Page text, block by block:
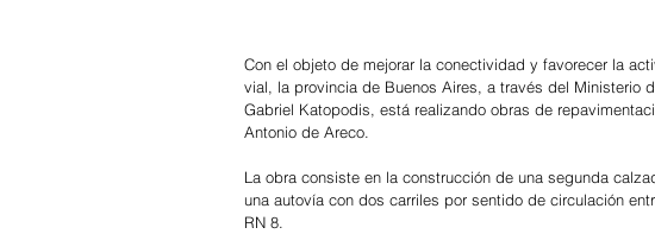
Con el objeto de mejorar la conectividad y favorecer la
vial, la provincia de Buenos Aires, a través del Ministerio
Gabriel Katopodis, está realizando obras de
Antonio de Areco.
La obra consiste en la construcción de una segunda
una autovía con dos carriles por sentido de circulación
RN 8.